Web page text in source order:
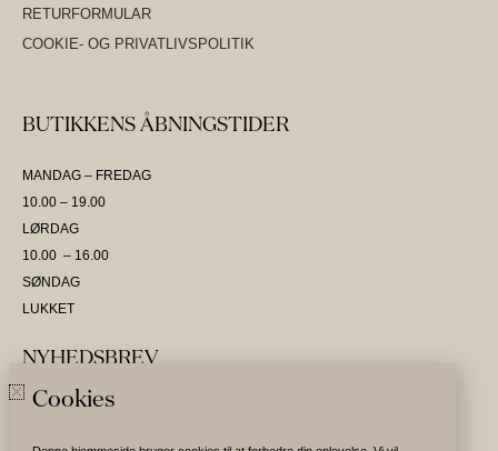
RETURFORMULAR
COOKIE- OG PRIVATLIVSPOLITIK
BUTIKKENS ÅBNINGSTIDER
MANDAG – FREDAG
10.00 – 19.00
LØRDAG
10.00 – 16.00
SØNDAG
LUKKET
NYHEDSBREV
Cookies